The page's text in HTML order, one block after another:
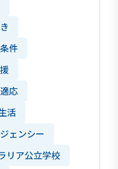
件
応
活
ェンシー
リア公立学校